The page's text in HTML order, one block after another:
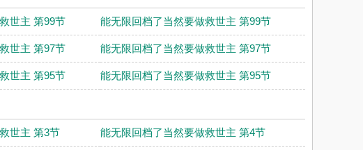
世主 第99节 能无限回档了当然要做救世主 第99节
世主 第97节 能无限回档了当然要做救世主 第97节
世主 第95节 能无限回档了当然要做救世主 第95节
世主 第3节 能无限回档了当然要做救世主 第4节